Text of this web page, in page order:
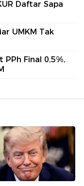
Daftar Sapa
UMKM Tak
PPh Final 0,5%,